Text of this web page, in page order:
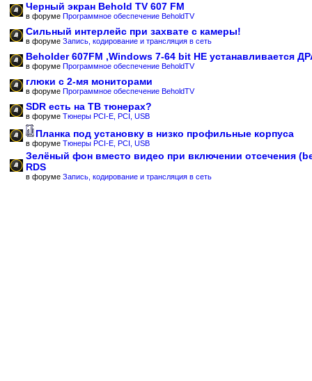
Черный экран Behold TV 607 FM
в форуме Программное обеспечение BeholdTV
Сильный интерлейс при захвате с камеры!
в форуме Запись, кодирование и трансляция в сеть
Beholder 607FM ,Windows 7-64 bit НЕ устанавливается
в форуме Программное обеспечение BeholdTV
глюки с 2-мя мониторами
в форуме Программное обеспечение BeholdTV
SDR есть на ТВ тюнерах?
в форуме Тюнеры PCI-E, PCI, USB
Планка под установку в низко профильные корпуса
в форуме Тюнеры PCI-E, PCI, USB
Зелёный фон вместо видео при включении отсечения
RDS
в форуме Запись, кодирование и трансляция в сеть